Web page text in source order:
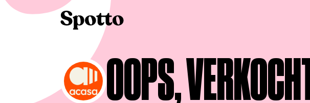
Te koop
OOPS, VERKOCHT